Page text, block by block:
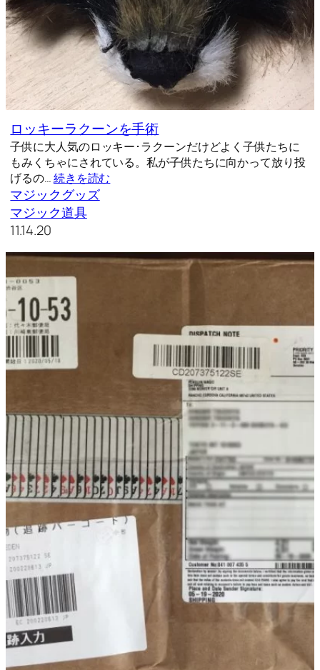
ロッキーラクーンを手術
子供に大人気のロッキー･ラクーンだけどよく子供たちに
もみくちゃにされている。私が子供たちに向かって放り投
げるの…続きを読む
マジックグッズ
マジック道具
11.14.20